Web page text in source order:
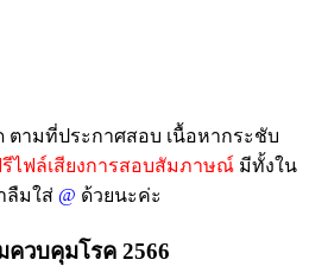
ตามที่ประกาศสอบ เนื้อหากระชับ
ไฟล์เสียงการสอบสัมภาษณ์มีทั้งใน
ลืมใส่ @ ด้วยนะค่ะ
วบคุมโรค 2566